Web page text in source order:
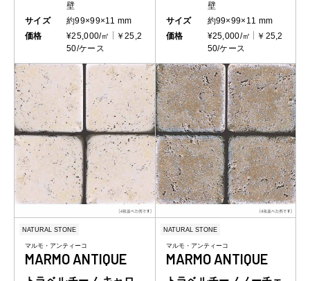
壁
サイズ
約99×99×11 mm
価格
¥25,000/㎡
￥25,2
50/ケース
壁
サイズ
約99×99×11 mm
価格
¥25,000/㎡
￥25,2
50/ケース
NATURAL STONE
マルモ・アンティーコ
MARMO ANTIQUE
NATURAL STONE
マルモ・アンティーコ
MARMO ANTIQUE